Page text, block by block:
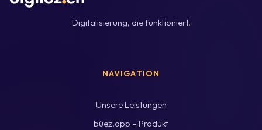
Digitalisierung, die funktioniert.
NAVIGATION
Unsere Leistungen
büez.app – Produkt